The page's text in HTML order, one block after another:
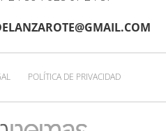
POLÍTICA DE PRIVACIDAD